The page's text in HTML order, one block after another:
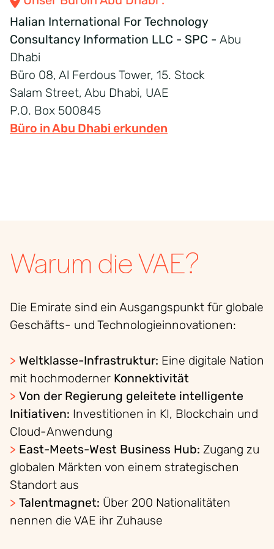
Halian International ForTechnology
Consultancy Information LLC - SPC - Abu
Dhabi
Büro 08, Al Ferdous Tower, 15. Stock
Salam Street, Abu Dhabi, UAE
P.O. Box 500845
Büro in Abu Dhabi erkunden
Warum die VAE?
Die Emirate sind ein Ausgangspunkt für globale
Geschäfts- und Technologieinnovationen:
> Weltklasse-Infrastruktur: Eine digitale Nation
mit hochmoderner Konnektivität
> Von der Regierung geleitete intelligente
Initiativen: Investitionen in KI, Blockchain und
Cloud-Anwendung
> East-Meets-West Business Hub: Zugang zu
globalen Märkten von einem strategischen
Standort aus
> Talentmagnet: Über 200 Nationalitäten
nennen die VAE ihr Zuhause